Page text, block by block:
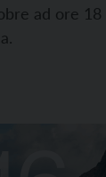
ad ore 18